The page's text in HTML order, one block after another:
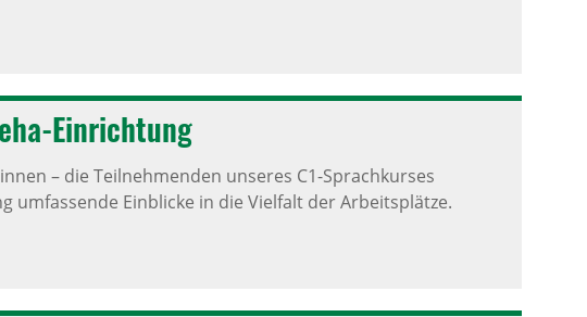
Einrich­tung
– die Teilnehmenden unseres C1-Sprachkurses
Einblicke in die Vielfalt der Arbeitsplätze.